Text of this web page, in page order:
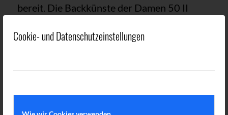
Cookie- und Datenschutzeinstellungen
bereit. Die Backkünste der Damen 50 II
weiter um den Einzug ins Finale gespielt.